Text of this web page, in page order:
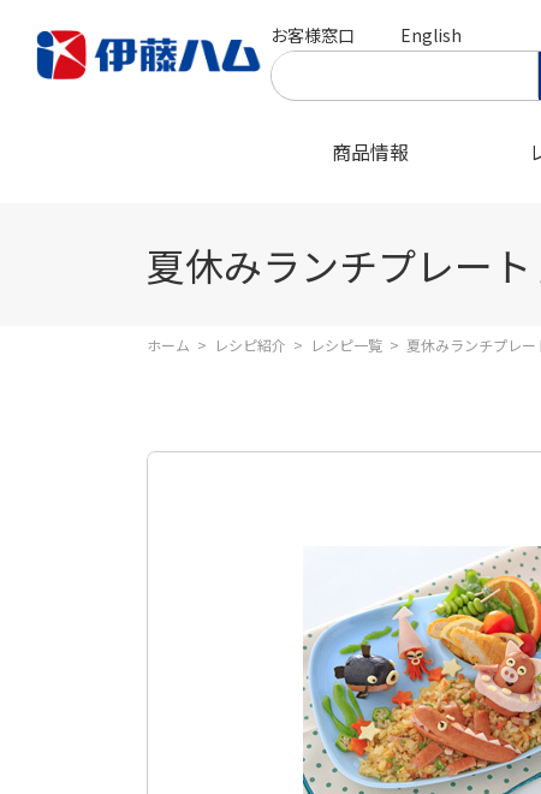
お客様窓口
English
商品情報
夏休みランチプレー
ホーム > レシピ紹介 > レシピ一覧 > 夏休みランチプレ